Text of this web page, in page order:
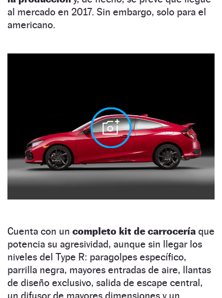
al mercado en 2017. Sin embargo, solo para el
americano.
Cuenta con un completo kit de carrocería que
potencia su agresividad, aunque sin llegar los
niveles del Type R: paragolpes específico,
parrilla negra, mayores entradas de aire, llantas
de diseño exclusivo, salida de escape central,
un difusor de mayores dimensiones y un